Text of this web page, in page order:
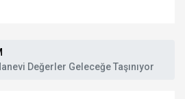
Değerler Geleceğe Taşınıyor